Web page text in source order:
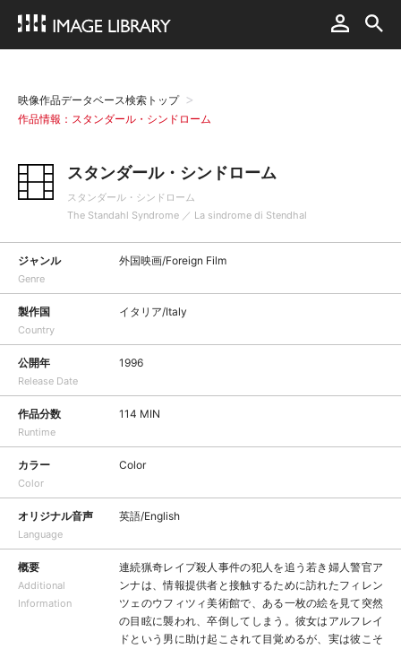
映像作品データベース検索トップ
作品情報：スタンダール・シンドローム
スタンダール・シンドローム
スタンダール・シンドローム
The Standahl Syndrome ／ La sindrome di Stendhal
ジャンル
Genre
外国映画/Foreign Film
製作国
Country
イタリア/Italy
公開年
Release Date
1996
作品分数
Runtime
114 MIN
カラー
Color
Color
オリジナル音声
Language
英語/English
概要
Additional
Information
連続猟奇レイプ殺人事件の犯人を追う若き婦人警官ア
ンナは、情報提供者と接触するために訪れたフィレン
ツェのウフィツィ美術館で、ある一枚の絵を見て突然
の目眩に襲われ、卒倒してしまう。彼女はアルフレイ
ドという男に助け起こされて目覚めるが、実は彼こそ